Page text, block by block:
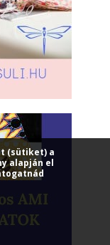
(sütiket) a
alapján el